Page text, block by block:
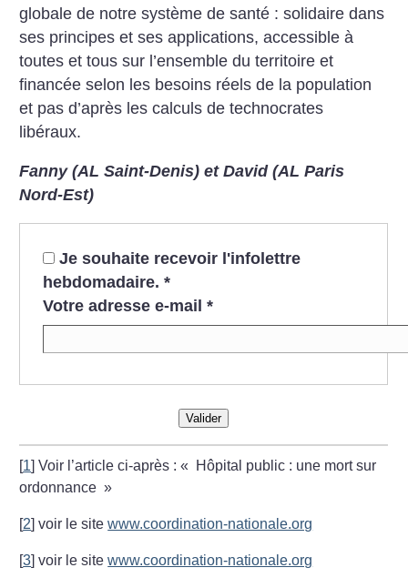
globale de notre système de santé : solidaire dans
ses principes et ses applications, accessible à
toutes et tous sur l’ensemble du territoire et
financée selon les besoins réels de la population
et pas d’après les calculs de technocrates
libéraux.
Fanny (AL Saint-Denis) et David (AL Paris
Nord-Est)
Je souhaite recevoir l'infolettre
hebdomadaire. *
Votre adresse e-mail *
Valider
[1]Voir l’article ci-après : «
Hôpital public : une mort sur
ordonnance »
[2]voir le sitewww.coordination-nationale.org
[3]voir le sitewww.coordination-nationale.org